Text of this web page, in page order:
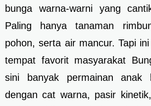
bunga warna-warni yang
Paling hanya tanaman
pohon, serta air mancur. Tapi
tempat favorit masyarakat
sini banyak permainan anak
dengan cat warna, pasir